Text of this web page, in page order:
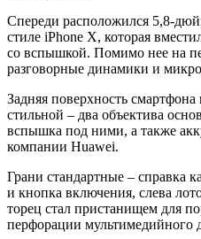
Спереди расположился 5,8-
стиле iPhone X, которая
со вспышкой. Помимо нее на
разговорные динамики и
Задняя поверхность
стильной – два объектива
вспышка под ними, а также
компании Huawei.
Грани стандартные – справка
и кнопка включения, слева
торец стал пристанищем для
перфорации мультимедийного